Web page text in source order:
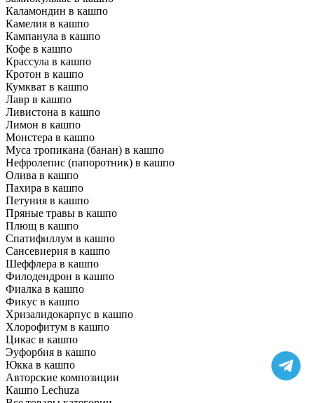
Каламондин в кашпо
Камелия в кашпо
Кампанула в кашпо
Кофе в кашпо
Крассула в кашпо
Кротон в кашпо
Кумкват в кашпо
Лавр в кашпо
Ливистона в кашпо
Лимон в кашпо
Монстера в кашпо
Муса тропикана (банан) в кашпо
Нефролепис (папоротник) в кашпо
Олива в кашпо
Пахира в кашпо
Петуния в кашпо
Пряные травы в кашпо
Плющ в кашпо
Спатифиллум в кашпо
Сансевиерия в кашпо
Шеффлера в кашпо
Филодендрон в кашпо
Фиалка в кашпо
Фикус в кашпо
Хризалидокарпус в кашпо
Хлорофитум в кашпо
Цикас в кашпо
Эуфорбия в кашпо
Юкка в кашпо
Авторские композиции
Кашпо Lechuza